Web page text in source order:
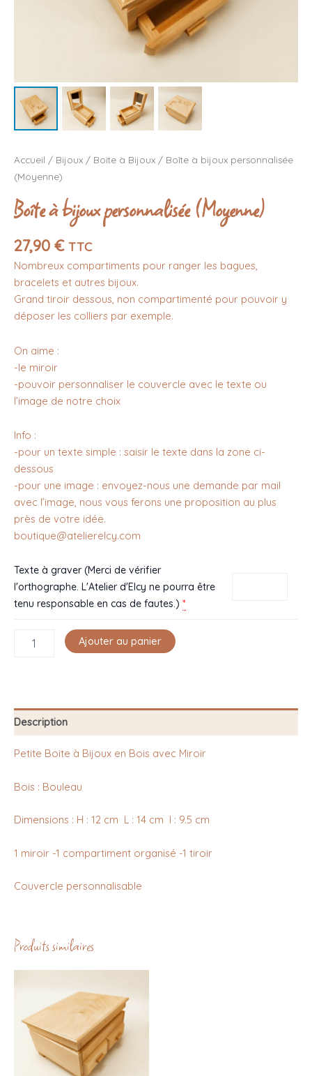
Accueil / Bijoux / Boite à Bijoux / Boîte à bijoux personnalisée
(Moyenne)
Boîte à bijoux personnalisée (Moyenne)
27,90 € TTC
Nombreux compartiments pour ranger les bagues,
bracelets et autres bijoux.
Grand tiroir dessous, non compartimenté pour pouvoir y
déposer les colliers par exemple.
On aime :
-le miroir
-pouvoir personnaliser le couvercle avec le texte ou
l’image de notre choix
Info :
-pour un texte simple : saisir le texte dans la zone ci-
dessous
-pour une image : envoyez-nous une demande par mail
avec l’image, nous vous ferons une proposition au plus
près de votre idée.
boutique@atelierelcy.com
Texte à graver (Merci de vérifier
l'orthographe. L'Atelier d'Elcy ne pourra être
tenu responsable en cas de fautes.) *
Ajouter au panier
Description
Petite Boite à Bijoux en Bois avec Miroir
Bois : Bouleau
Dimensions : H : 12 cm L : 14 cm l : 9.5 cm
1 miroir -1 compartiment organisé -1 tiroir
Couvercle personnalisable
Produits similaires